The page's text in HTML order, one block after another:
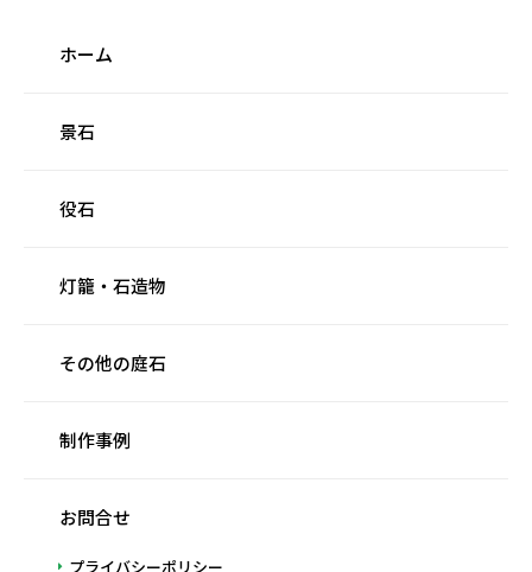
ホーム
景石
役石
灯籠・石造物
その他の庭石
制作事例
お問合せ
プライバシーポリシー